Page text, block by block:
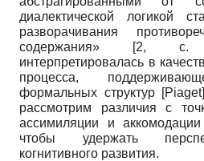
диалектической логикой
разворачивания
содержания» [2, с.
интерпретировалась в
процесса,
формальных структур [Piaget]
рассмотрим различия с
ассимиляции и
чтобы удержать
когнитивного развития.